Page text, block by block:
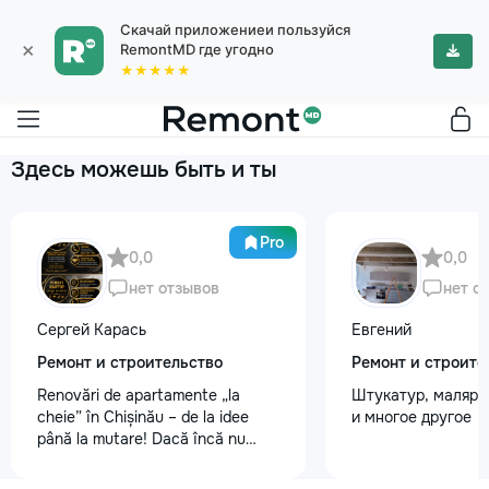
×
Скачай приложениеи пользуйся
RemontMD где угодно
★★★★★
Здесь можешь быть и ты
Pro
0,0
нет отзывов
Сергей Карась
Ремонт и строительство
Renovări de apartamente „la
cheie” în Chișinău – de la idee
până la mutare! Dacă încă nu
0,0
нет
Евгений
Ремонт и
Штукатур, маляр ,
и многое другое